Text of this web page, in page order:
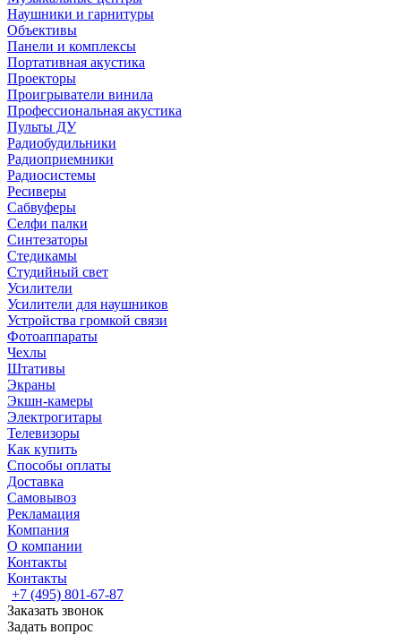
Наушники и гарнитуры
Объективы
Панели и комплексы
Портативная акустика
Проекторы
Проигрыватели винила
Профессиональная акустика
Пульты ДУ
Радиобудильники
Радиоприемники
Радиосистемы
Ресиверы
Сабвуферы
Селфи палки
Синтезаторы
Стедикамы
Студийный свет
Усилители
Усилители для наушников
Устройства громкой связи
Фотоаппараты
Чехлы
Штативы
Экраны
Экшн-камеры
Электрогитары
Телевизоры
Как купить
Способы оплаты
Доставка
Самовывоз
Рекламация
Компания
О компании
Контакты
Контакты
+7 (495) 801-67-87
Заказать звонок
Задать вопрос